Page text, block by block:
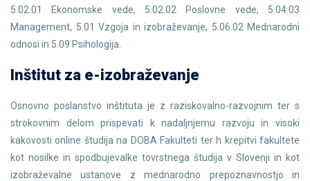
5.02.01 Ekonomske vede, 5.02.02 Poslovne vede, 5.04.03
Management, 5.01 Vzgoja in izobraževanje, 5.06.02 Mednarodni
odnosi in 5.09 Psihologija.
Inštitut za e-izobraževanje
Osnovno poslanstvo inštituta je z raziskovalno-razvojnim ter s
strokovnim delom prispevati k nadaljnjemu razvoju in visoki
kakovosti online študija na DOBA Fakulteti ter h krepitvi fakultete
kot nosilke in spodbujevalke tovrstnega študija v Slovenji in kot
izobraževalne ustanove z mednarodno prepoznavnostjo in